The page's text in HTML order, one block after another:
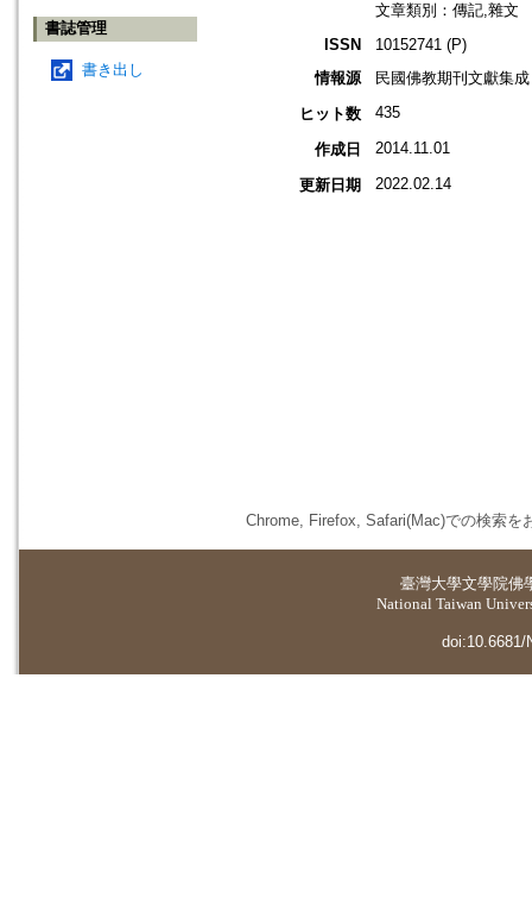
書誌管理
書き出し
文章類別：傳記,雜文
ISSN
10152741 (P)
情報源
民國佛教期刊文獻集
ヒット数
435
作成日 2014.11.01
更新日期 2022.02.14
Chrome, Firefox, Safari(Mac)での検索を
臺灣大學文學院佛
National Taiwan
doi:10.6681/